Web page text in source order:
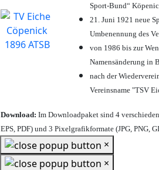
Sport-Bund“
21. Juni 1921 neue
Umbenennung des
von 1986 bis zur
Namensänderung in
nach der
Vereinsname "TSV
Download: Im Downloadpaket sind 4
EPS, PDF) und 3 Pixelgrafikformate (JPG, PNG,
×
×